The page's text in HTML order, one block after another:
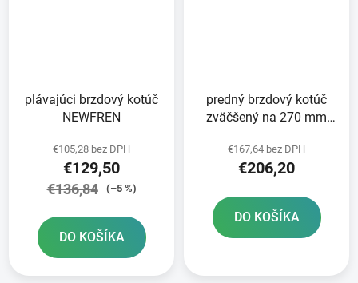
plávajúci brzdový kotúč
NEWFREN
€105,28 bez DPH
€129,50
€136,84 (–5 %)
DO KOŠÍKA
predný brzdový kotúč
zväčšený na 270 mm
€167,64 bez DPH
€206,20
DO KOŠÍKA